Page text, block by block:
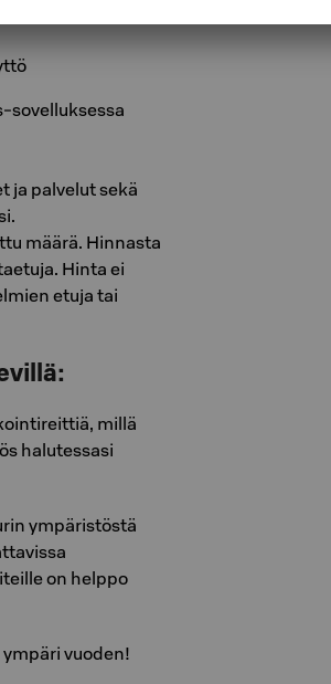
sovelluksessa
ja palvelut sekä
määrä. Hinnasta
Hinta ei
etuja tai
millä
halutessasi
ympäristöstä
on helppo
vuoden!